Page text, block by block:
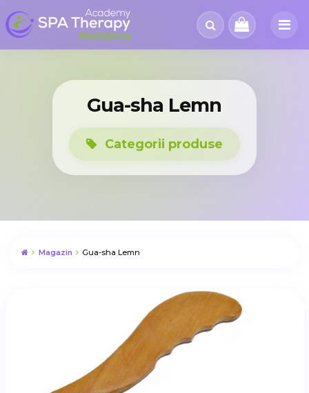
Gua-sha Lemn
Categorii produse
Magazin Gua-sha Lemn